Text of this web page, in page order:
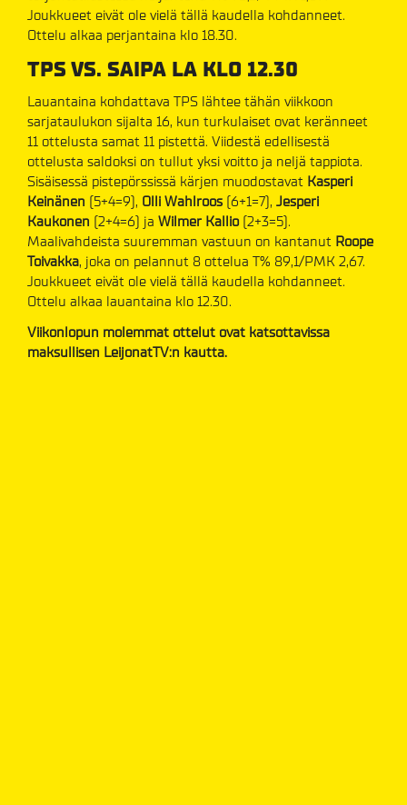
Joukkueet eivät ole vielä tällä kaudella kohdanneet.
Ottelu alkaa perjantaina klo 18.30.
TPS VS. SAIPA LA KLO 12.30
Lauantaina kohdattava TPS lähtee tähän viikkoon
sarjataulukon sijalta 16, kun turkulaiset ovat keränneet
11 ottelusta samat 11 pistettä. Viidestä edellisestä
ottelusta saldoksi on tullut yksi voitto ja neljä tappiota.
Sisäisessä pistepörssissä kärjen muodostavat Kasperi
Keinänen (5+4=9), Olli Wahlroos (6+1=7), Jesperi
Kaukonen (2+4=6) ja Wilmer Kallio (2+3=5).
Maalivahdeista suuremman vastuun on kantanut Roope
Toivakka, joka on pelannut 8 ottelua T% 89,1/PMK 2,67.
Joukkueet eivät ole vielä tällä kaudella kohdanneet.
Ottelu alkaa lauantaina klo 12.30.
Viikonlopun molemmat ottelut ovat katsottavissa
maksullisen LeijonatTV:n kautta.